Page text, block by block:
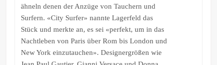
ähneln denen der Anzüge von Tauchern und
Surfern. «City Surfer» nannte Lagerfeld das
Stück und merkte an, es sei «perfekt, um in das
Nachtleben von Paris über Rom bis London und
New York einzutauchen». Designergrößen wie